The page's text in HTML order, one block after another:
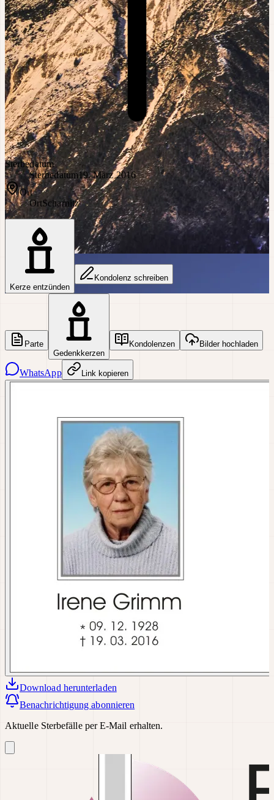
Sterbedatum
Sterbedatum19. März 2016
Ort
OrtScharnitz
Kerze entzünden
Kondolenz schreiben
Parte
Gedenkkerzen
Kondolenzen Bilder hochladen
WhatsApp Link kopieren
Download herunterladen
Benachrichtigung abonnieren
Aktuelle Sterbefälle per E-Mail erhalten.